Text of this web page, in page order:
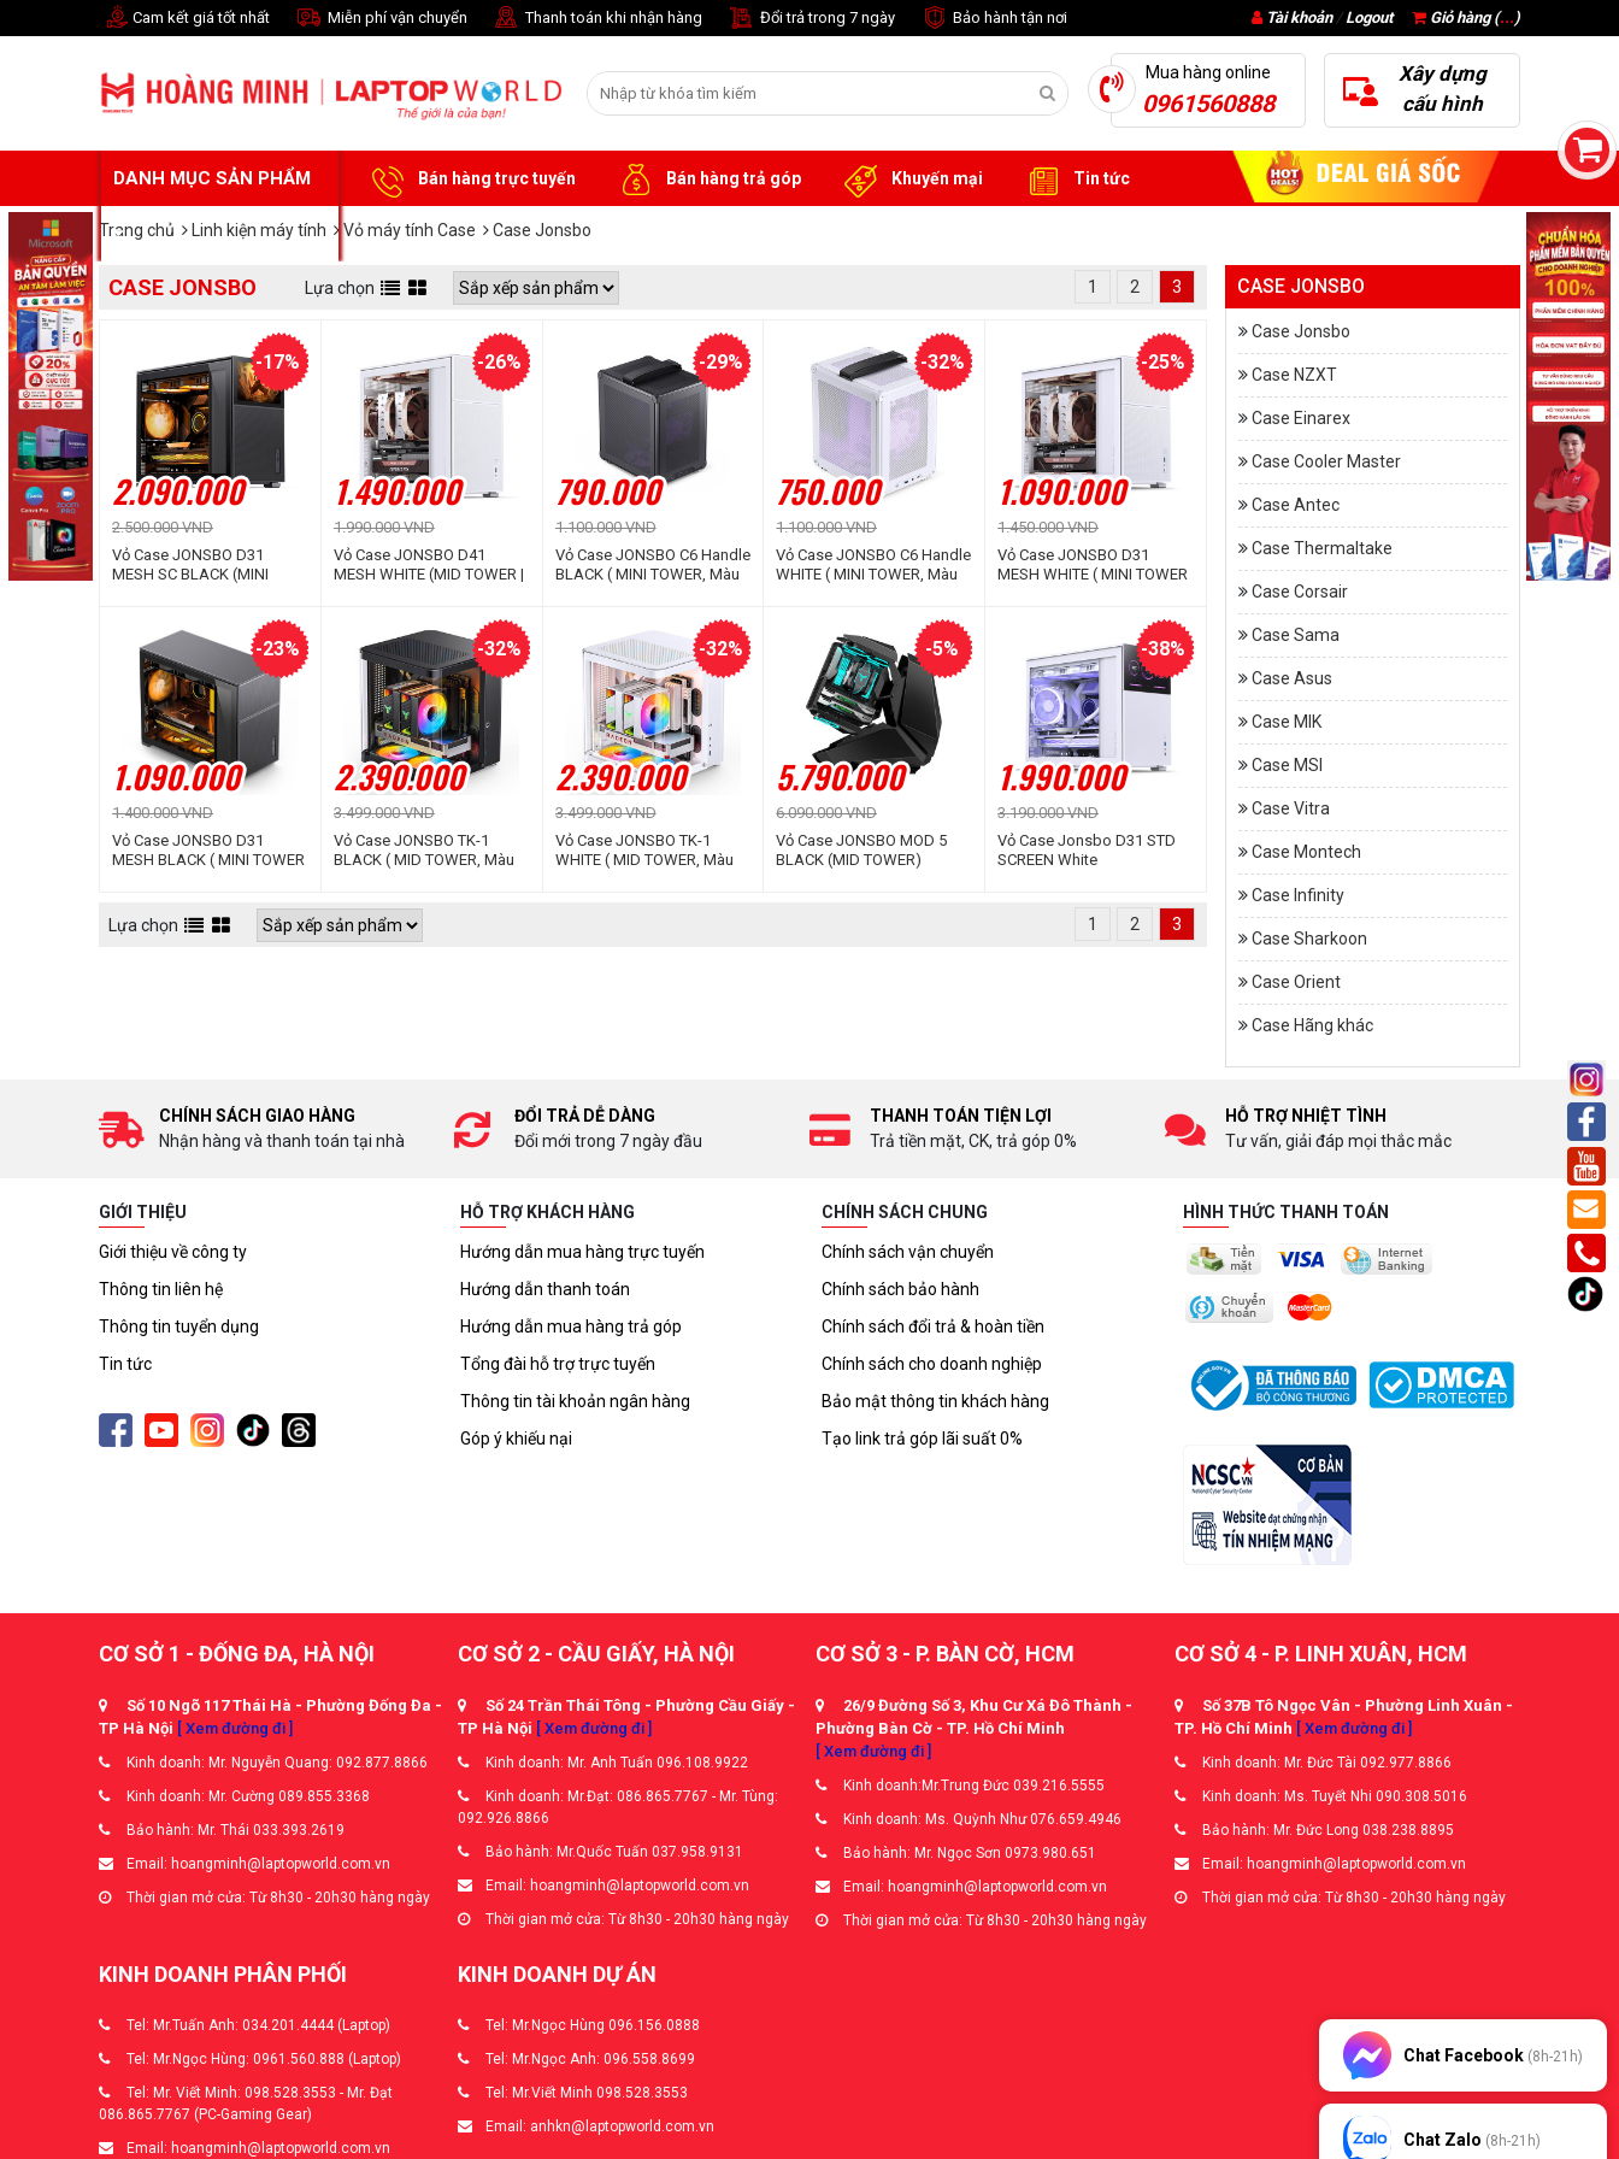
Cam kết giá tốt nhất Miễn phí vận chuyển Thanh toán khi nhận hàng Đổi trả trong 7 ngày Bảo hành tận nơi Giỏ hàng (...)
Tài khoản/ Logout
Mua hàng online
0961560888
Xây dựng
cấu hình
DANH MỤC SẢN PHẨM Bán hàng trực tuyến Bán hàng trả góp Khuyến mại Tin tức
Trang chủ Linh kiện máy tính Vỏ máy tính Case Case Jonsbo
CASE JONSBO Lựa chọn 1 2 3
2.090.000
2.500.000 VND
-17%
Vỏ Case JONSBO D31
MESH SC BLACK (MINI
1.490.000
1.990.000 VND
-26%
Vỏ Case JONSBO D41
MESH WHITE (MID TOWER |
790.000
1.100.000 VND
-29%
Vỏ Case JONSBO C6 Handle
BLACK ( MINI TOWER, Màu
750.000
1.100.000 VND
-32%
Vỏ Case JONSBO C6 Handle
WHITE ( MINI TOWER, Màu
1.090.000
1.450.000 VND
-25%
Vỏ Case JONSBO D31
MESH WHITE ( MINI TOWER
1.090.000
1.400.000 VND
-23%
Vỏ Case JONSBO D31
MESH BLACK ( MINI TOWER
2.390.000
3.499.000 VND
-32%
Vỏ Case JONSBO TK-1
BLACK ( MID TOWER, Màu
2.390.000
3.499.000 VND
-32%
Vỏ Case JONSBO TK-1
WHITE ( MID TOWER, Màu
5.790.000
6.090.000 VND
-5%
Vỏ Case JONSBO MOD 5
BLACK (MID TOWER)
1.990.000
3.190.000 VND
-38%
Vỏ Case Jonsbo D31 STD
SCREEN White
Lựa chọn 1 2 3
CASE JONSBO
Case Jonsbo
Case NZXT
Case Einarex
Case Cooler Master
Case Antec
Case Thermaltake
Case Corsair
Case Sama
Case Asus
Case MIK
Case MSI
Case Vitra
Case Montech
Case Infinity
Case Sharkoon
Case Orient
Case Hãng khác
CHÍNH SÁCH GIAO HÀNG
Nhận hàng và thanh toán tại nhà
ĐỔI TRẢ DỄ DÀNG
Đổi mới trong 7 ngày đầu
THANH TOÁN TIỆN LỢI
Trả tiền mặt, CK, trả góp 0%
HỖ TRỢ NHIỆT TÌNH
Tư vấn, giải đáp mọi thắc mắc
GIỚI THIỆU
Giới thiệu về công ty
Thông tin liên hệ
Thông tin tuyển dụng
Tin tức
HỖ TRỢ KHÁCH HÀNG
Hướng dẫn mua hàng trực tuyến
Hướng dẫn thanh toán
Hướng dẫn mua hàng trả góp
Tổng đài hỗ trợ trực tuyến
Thông tin tài khoản ngân hàng
Góp ý khiếu nại
CHÍNH SÁCH CHUNG
Chính sách vận chuyển
Chính sách bảo hành
Chính sách đổi trả & hoàn tiền
Chính sách cho doanh nghiệp
Bảo mật thông tin khách hàng
Tạo link trả góp lãi suất 0%
HÌNH THỨC THANH TOÁN
CƠ SỞ 1 - ĐỐNG ĐA, HÀ NỘI
Số 10 Ngõ 117 Thái Hà - Phường Đống Đa -
TP Hà Nội [ Xem đường đi ]
Kinh doanh: Mr. Nguyễn Quang: 092.877.8866
Kinh doanh: Mr. Cường 089.855.3368
Bảo hành: Mr. Thái 033.393.2619
Email: hoangminh@laptopworld.com.vn
Thời gian mở cửa: Từ 8h30 - 20h30 hàng ngày
CƠ SỞ 2 - CẦU GIẤY, HÀ NỘI
Số 24 Trần Thái Tông - Phường Cầu Giấy -
TP Hà Nội [ Xem đường đi ]
Kinh doanh: Mr. Anh Tuấn 096.108.9922
Kinh doanh: Mr.Đạt: 086.865.7767 - Mr. Tùng:
092.926.8866
Bảo hành: Mr.Quốc Tuấn 037.958.9131
Email: hoangminh@laptopworld.com.vn
Thời gian mở cửa: Từ 8h30 - 20h30 hàng ngày
CƠ SỞ 3 - P. BÀN CỜ, HCM
26/9 Đường Số 3, Khu Cư Xá Đô Thành -
Phường Bàn Cờ - TP. Hồ Chí Minh
[ Xem đường đi ]
Kinh doanh:Mr.Trung Đức 039.216.5555
Kinh doanh: Ms. Quỳnh Như 076.659.4946
Bảo hành: Mr. Ngọc Sơn 0973.980.651
Email: hoangminh@laptopworld.com.vn
Thời gian mở cửa: Từ 8h30 - 20h30 hàng ngày
CƠ SỞ 4 - P. LINH XUÂN, HCM
Số 37B Tô Ngọc Vân - Phường Linh Xuân -
TP. Hồ Chí Minh [ Xem đường đi ]
Kinh doanh: Mr. Đức Tài 092.977.8866
Kinh doanh: Ms. Tuyết Nhi 090.308.5016
Bảo hành: Mr. Đức Long 038.238.8895
Email: hoangminh@laptopworld.com.vn
Thời gian mở cửa: Từ 8h30 - 20h30 hàng ngày
KINH DOANH PHÂN PHỐI
Tel: Mr.Tuấn Anh: 034.201.4444 (Laptop)
Tel: Mr.Ngọc Hùng: 0961.560.888 (Laptop)
Tel: Mr. Viết Minh: 098.528.3553 - Mr. Đạt
086.865.7767 (PC-Gaming Gear)
Email: hoangminh@laptopworld.com.vn
KINH DOANH DỰ ÁN
Tel: Mr.Ngọc Hùng 096.156.0888
Tel: Mr.Ngọc Anh: 096.558.8699
Tel: Mr.Viết Minh 098.528.3553
Email: anhkn@laptopworld.com.vn
Chat Facebook (8h-21h)
Chat Zalo (8h-21h)